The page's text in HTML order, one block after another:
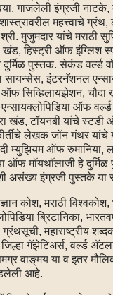
गाजलेली इंग्रजी नाटके,
महत्त्वाचे
मुजुमदार यांचे मराठी
हिस्ट्री ऑफ इंग्लिश
दुर्मिळ पुस्तक. सेकंड वर्ल्ड
इंटरनॅशनल
ऑफ सिव्हिलायझेशन,
एन्सायक्लोपिडिया ऑफ
खंड, टॉयनबी यांचे स्टडी
लेखक जॉन गंथर यांचे
म्युझियम ऑफ रुमानिया,
ऑफ मॉयथॉलाजी हे
असंख्य इंग्रजी पुस्तके या
कोश, मराठी
ब्रिटानिका,
महाराष्ट्रीय
गॅझेटिअर्स, वर्ल्ड
वाङ्‌मय या व इतर
आहे.